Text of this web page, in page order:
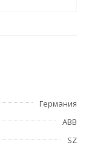
Германия
ABB
SZ